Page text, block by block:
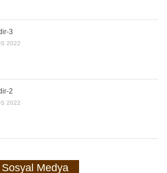
3
2022
2
2022
Sosyal Medya